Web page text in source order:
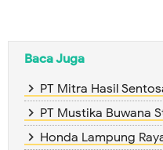
Baca Juga
PT Mitra Hasil
PT Mustika Buwana
Honda Lampung